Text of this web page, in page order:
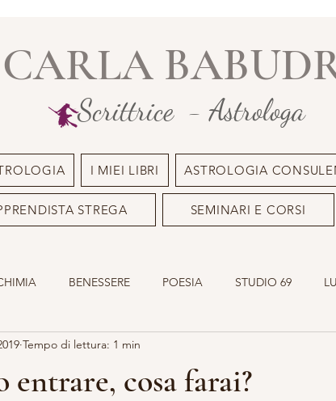
CARLA
Scrittrice - Astrologa
I MIEI LIBRI ASTROLOGIA
STREGA SEMINARI E CORSI
BENESSERE POESIA STUDIO 69
OLISTICO SACRO MASCHILE
entrare, cosa farai?
Tempo di lettura: 1 min